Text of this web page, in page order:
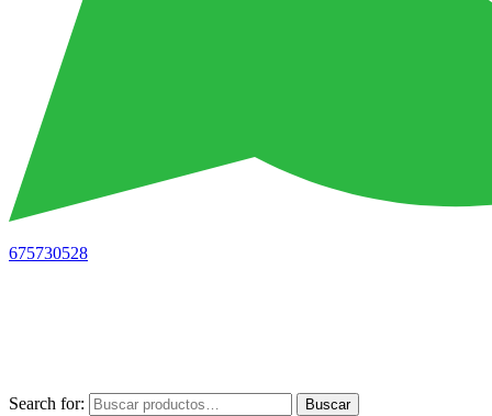
675730528
Search for: Buscar